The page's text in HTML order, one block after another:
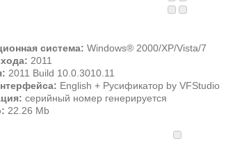
система: Windows® 2000/XP/Vista/7
2011
2011 Build 10.0.3010.11
English + Русификатор by VFStudio
серийный номер генерируется
22.26 Mb